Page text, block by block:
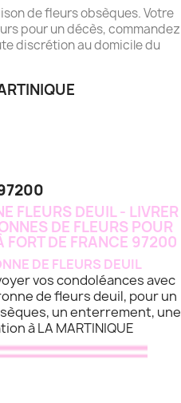
de fleurs obsèques. Votre
pour un décès, commandez
discrétion au domicile du
DE FLEURS DEUIL
vos condoléances avec
de fleurs deuil, pour un
un enterrement, une
à LA MARTINIQUE